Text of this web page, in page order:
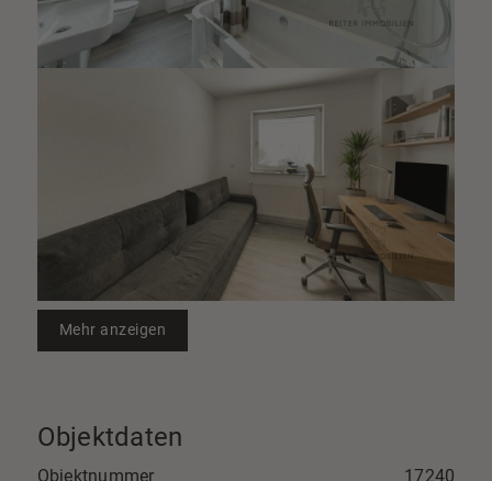
Mehr anzeigen
Objektdaten
Objektnummer 17240